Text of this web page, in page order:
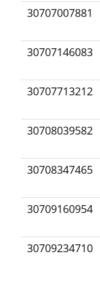
30707007881
30707146083
30707713212
30708039582
30708347465
30709160954
30709234710